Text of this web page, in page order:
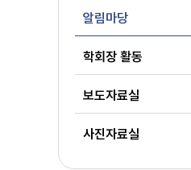
알림마당
학회장 활동
보도자료실
사진자료실